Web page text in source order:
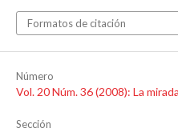
Formatos de citación
Número
Vol. 20 Núm. 36 (2008): La
Sección